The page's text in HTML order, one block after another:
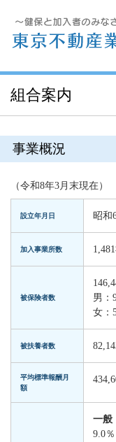
組合案内
事業概況
（令和8年3月末現在）
設立年月日 昭和
加入事業所数
被保険者数
男：
女：
被扶養者数
平均標準報酬月
額
一般
9.0